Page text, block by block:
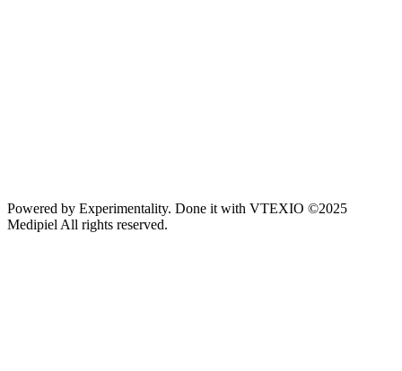
Powered by Experimentality. Done it with VTEXIO ©2025
Medipiel All rights reserved.